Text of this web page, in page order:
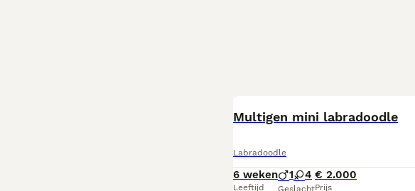
Multigen mini labradoodle
Labradoodle
6 weken
Leeftijd
1 4
Geslacht
€ 2.000
Prijs